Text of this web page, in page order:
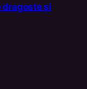
dragoste și